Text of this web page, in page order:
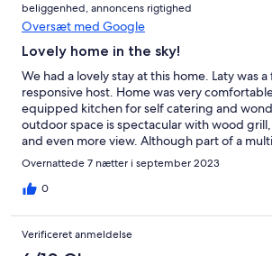
beliggenhed, annoncens rigtighed
Oversæt med Google
Lovely home in the sky!
We had a lovely stay at this home. Laty was
responsive host. Home was very
equipped kitchen for self catering and
outdoor space is spectacular with wood
and even more view. Although part of a
feels like a single family and is very private.
exclusively built into a cliff so arriving
on many hairpin turns. One requires a car to
small rental car vs an SUV…roads not built
the home was a bit challenging, but Laty sent
Overnattede 7 nætter i september 2023
0
Verificeret anmeldelse